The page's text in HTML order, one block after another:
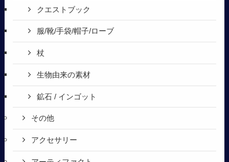
クエストブック
服/靴/手袋/帽子/ローブ
杖
生物由来の素材
鉱石 / インゴット
その他
アクセサリー